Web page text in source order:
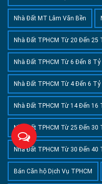
Nhà Đất MT Lâm Văn Bền
Nhà Đất TPHCM Từ 20 Đến 25
Nhà Đất TPHCM Từ 6 Đến 8 Tỷ
Nhà Đất TPHCM Từ 4 Đến 6 Tỷ
Nhà Đất TPHCM Từ 14 Đến 16
Nhà Đất TPHCM Từ 25 Đến 30
Nhà Đất TPHCM Từ 30 Đến 40
Bán Căn hộ Dịch Vụ TPHCM